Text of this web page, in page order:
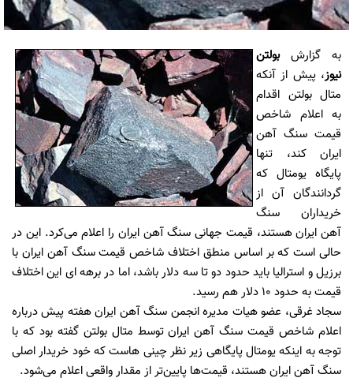
به گزارشبولتن
نیوز، پیش از آنکه
متال بولتن اقدام
به اعلام شاخص
قیمت سنگ آهن
ایران کند، تنها
پایگاه یومتال که
گردانندگان آن از
خریداران سنگ
آهن ایران هستند، قیمت جهانی سنگ آهن ایران را اعلام می‌کرد. این در
حالی است که بر اساس منطق اختلاف شاخص قیمت سنگ آهن ایران با
برزیل و استرالیا باید حدود دو تا سه دلار باشد، اما در برهه ای این اختلاف
قیمت به حدود 10 دلار هم رسید.
سجاد غرقی، عضو هیات مدیره انجمن سنگ آهن ایران هفته پیش درباره
اعلام شاخص قیمت سنگ آهن ایران توسط متال بولتن گفته بود که با
توجه به اینکه یومتال پایگاهی زیر نظر چینی هاست که خود خریدار اصلی
سنگ آهن ایران هستند، قیمت‌ها پایین‌تر از مقدار واقعی اعلام می‌شود.